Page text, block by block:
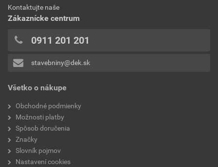
Všetko o nákupe
Obchodné podmienky
Možnosti platby
Spôsob doručenia
Značky
Slovník pojmov
Nastavení cookies
Kontaktujte naše
Zákaznícke centrum
0911 201 201
stavebniny@dek.sk